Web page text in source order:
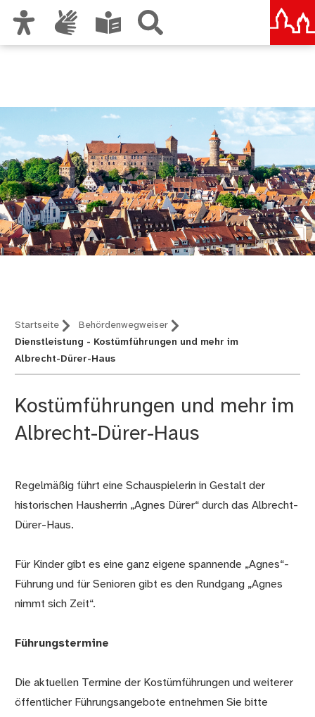
Startseite
Behördenwegweiser
Dienstleistung - Kostümführungen und mehr im
Albrecht-Dürer-Haus
Kostümführungen und mehr im
Albrecht-Dürer-Haus
Beschreibung
Regelmäßig führt eine Schauspielerin in Gestalt der
historischen Hausherrin „Agnes Dürer“ durch das Albrecht-
Dürer-Haus.
Für Kinder gibt es eine ganz eigene spannende „Agnes“-
Führung und für Senioren gibt es den Rundgang „Agnes
nimmt sich Zeit“.
Führungstermine
Die aktuellen Termine der Kostümführungen und weiterer
öffentlicher Führungsangebote entnehmen Sie bitte